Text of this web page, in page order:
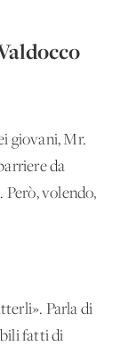
giovani, Mr.
da
volendo,
Parla di
fatti di